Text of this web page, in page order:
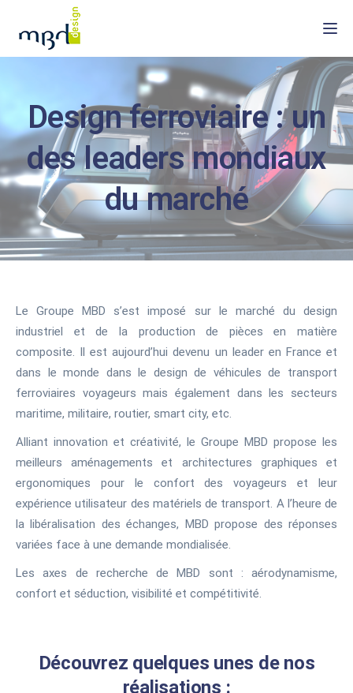
Design ferroviaire : un
des leaders mondiaux
du marché
Le Groupe MBD s’est imposé sur le marché du design
industriel et de la production de pièces en matière
composite. Il est aujourd’hui devenu un leader en France et
dans le monde dans le design de véhicules de transport
ferroviaires voyageurs mais également dans les secteurs
maritime, militaire, routier, smart city, etc.
Alliant innovation et créativité, le Groupe MBD propose les
meilleurs aménagements et architectures graphiques et
ergonomiques pour le confort des voyageurs et leur
expérience utilisateur des matériels de transport. A l’heure de
la libéralisation des échanges, MBD propose des réponses
variées face à une demande mondialisée.
Les axes de recherche de MBD sont : aérodynamisme,
confort et séduction, visibilité et compétitivité.
Découvrez quelques unes de nos
réalisations :